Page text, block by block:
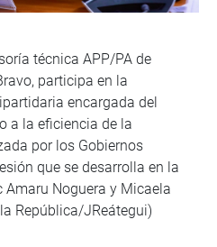
técnica APP/PA de
participa en la
encargada del
a la eficiencia de la
por los Gobiernos
que se desarrolla en la
Amaru Noguera y Micaela
República/JReátegui)